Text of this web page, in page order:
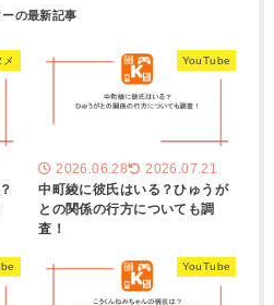
メ YouTube
2026.06.28 2026.07.21
中町綾に彼氏はいる？ひゅうが
との関係の行方についても調
査！
YouTube